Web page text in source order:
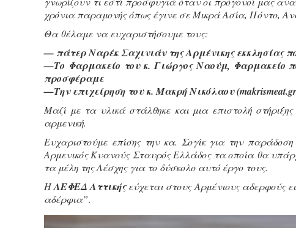
χρόνια παραμονής όπως έγινε σε Μικρά Ασία, Πόντο,
Θα θέλαμε να ευχαριστήσουμε τους:
— πάτερ Ναρέκ Σαχινιάν της Αρμένικης εκκλησίας
—Το Φαρμακείο του κ. Γιώργος Ναούμ, Φαρμακείο
προσφέραμε
—Την επιχείρηση του κ. Μακρή Νικόλαου
Μαζί με τα υλικά στάλθηκε και μια επιστολή
αρμενική.
Ευχαριστούμε επίσης την κα. Σογίκ για την
Αρμενικός Κυανούς Σταυρός Ελλάδος τα οποία θα
τα μέλη της Λέσχης για το δύσκολο αυτό έργο τους.
ΗΛΕΦΕΔ Αττικήςεύχεται στους Αρμένιους αδερφούς
αδέρφια”.